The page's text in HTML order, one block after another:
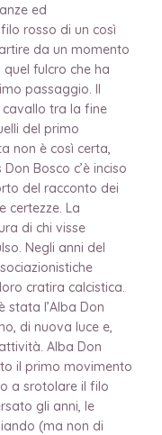
ed
rosso di un così
da un momento
fulcro che ha
passaggio. Il
tra la fine
del primo
non è così certa,
Bosco c’è inciso
del racconto dei
certezze. La
di chi visse
Negli anni del
cratira calcistica.
stata l’Alba Don
di nuova luce e,
Alba Don
il primo movimento
a srotolare il filo
gli anni, le
(ma non di